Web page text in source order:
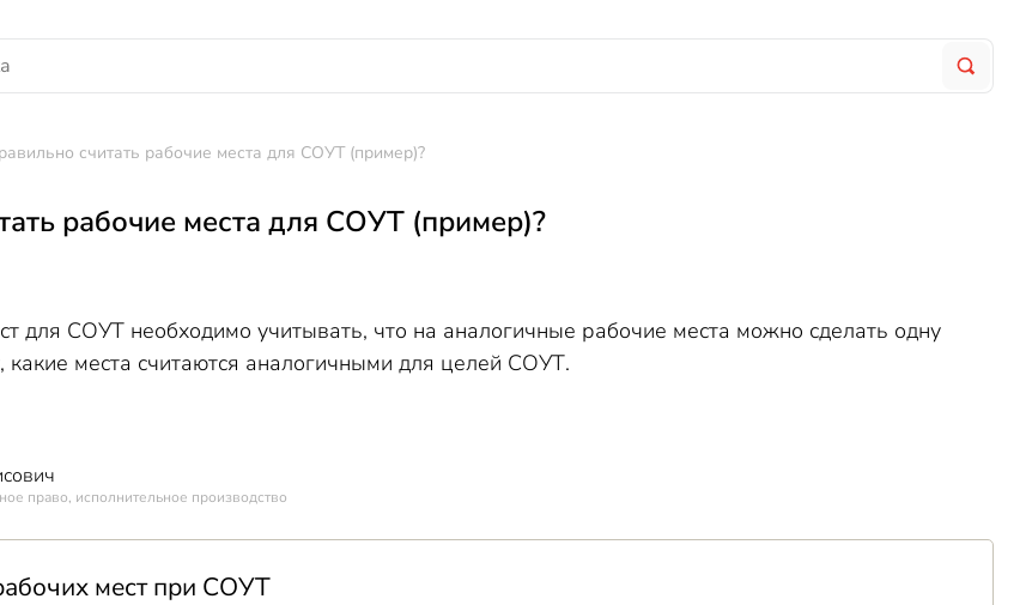
считать рабочие места для СОУТ (пример)?
рабочие места для СОУТ (пример)?
для СОУТ необходимо учитывать, что на аналогичные рабочие места можно сделать одну
места считаются аналогичными для целей СОУТ.
право, исполнительное производство
мест при СОУТ